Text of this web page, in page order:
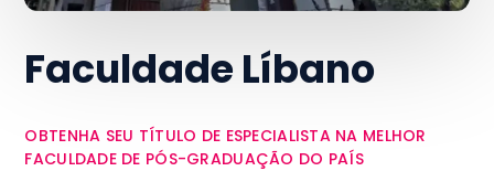
Faculdade Líbano
OBTENHA SEU TÍTULO DE ESPECIALISTA NA MELHOR
FACULDADE DE PÓS-GRADUAÇÃO DO PAÍS